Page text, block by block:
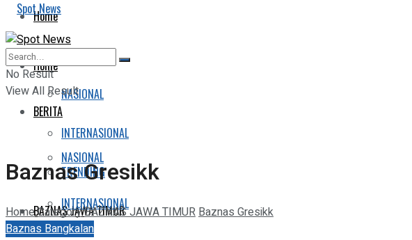
Home
BERITA
NASIONAL
INTERNASIONAL
TRENDING
BAZNAS JAWA TIMUR
Home
BERITA
NASIONAL
INTERNASIONAL
No Result
View All Result
Baznas Gresikk
HomeCategoryBAZNAS JAWA TIMURBaznas Gresikk
Baznas Bangkalan